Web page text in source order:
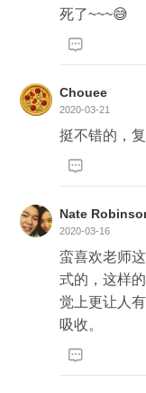
死了~~~😅

Chouee
2020-03-21
挺不错的，

Nate
2020-03-16
蛮喜欢老师
式的，这样
觉上更让人
吸收。
